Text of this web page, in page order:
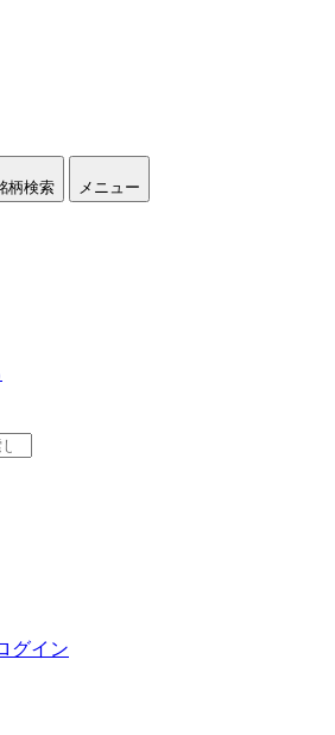
柄検索 メニュー
グイン